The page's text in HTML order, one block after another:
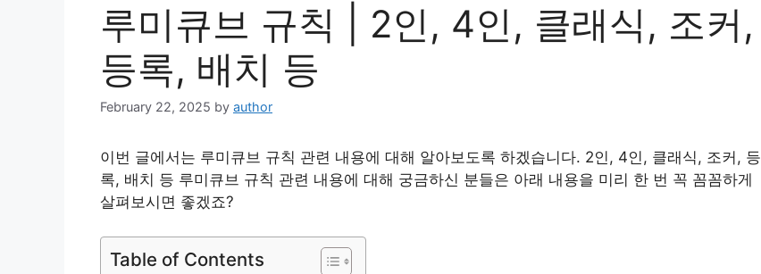
루미큐브 규칙 | 2인, 4인, 클래식, 조커,
등록, 배치 등
February 22, 2025 by author
이번 글에서는 루미큐브 규칙 관련 내용에 대해 알아보도록 하겠습니다. 2인, 4인, 클래식, 조커, 등
록, 배치 등 루미큐브 규칙 관련 내용에 대해 궁금하신 분들은 아래 내용을 미리 한 번 꼭 꼼꼼하게
살펴보시면 좋겠죠?
Table of Contents